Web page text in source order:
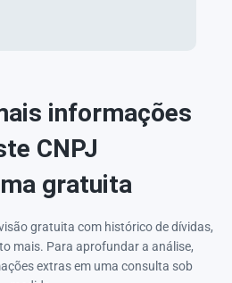
informações
CNPJ
gratuita
gratuita com histórico de dívidas,
mais. Para aprofundar a análise,
extras em uma consulta sob